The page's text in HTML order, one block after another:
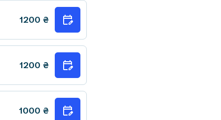
1200 ₴
1200 ₴
1000 ₴